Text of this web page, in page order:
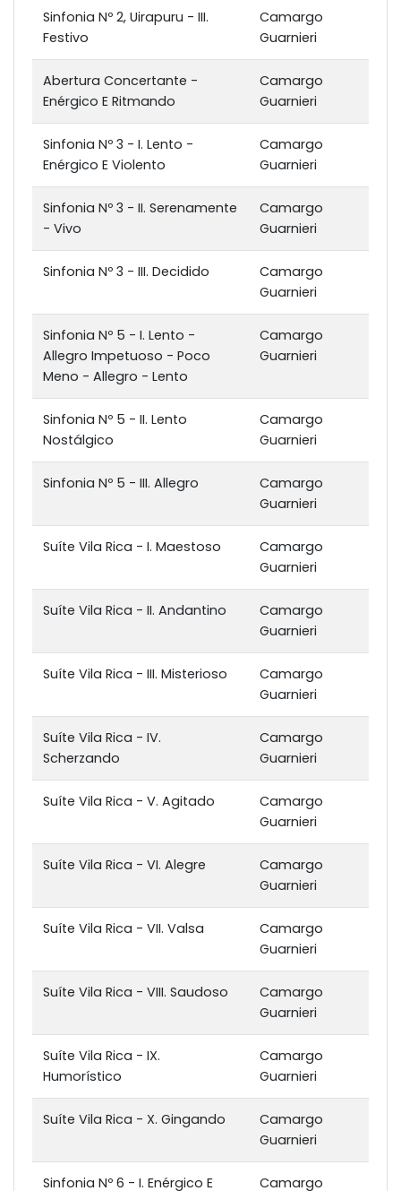
Sinfonia Nº 2, Uirapuru - III.
Festivo
Camargo
Guarnieri
Abertura Concertante -
Enérgico E Ritmando
Camargo
Guarnieri
Sinfonia Nº 3 - I. Lento -
Enérgico E Violento
Camargo
Guarnieri
Sinfonia Nº 3 - II. Serenamente
- Vivo
Camargo
Guarnieri
Sinfonia Nº 3 - III. Decidido
Camargo
Guarnieri
Sinfonia Nº 5 - I. Lento -
Allegro Impetuoso - Poco
Meno - Allegro - Lento
Camargo
Guarnieri
Sinfonia Nº 5 - II. Lento
Nostálgico
Camargo
Guarnieri
Sinfonia Nº 5 - III. Allegro
Camargo
Guarnieri
Suíte Vila Rica - I. Maestoso
Camargo
Guarnieri
Suíte Vila Rica - II. Andantino
Camargo
Guarnieri
Suíte Vila Rica - III. Misterioso
Camargo
Guarnieri
Suíte Vila Rica - IV.
Scherzando
Camargo
Guarnieri
Suíte Vila Rica - V. Agitado
Camargo
Guarnieri
Suíte Vila Rica - VI. Alegre
Camargo
Guarnieri
Suíte Vila Rica - VII. Valsa
Camargo
Guarnieri
Suíte Vila Rica - VIII. Saudoso
Camargo
Guarnieri
Suíte Vila Rica - IX.
Humorístico
Camargo
Guarnieri
Suíte Vila Rica - X. Gingando
Camargo
Guarnieri
Sinfonia Nº 6 - I. Enérgico E Camargo